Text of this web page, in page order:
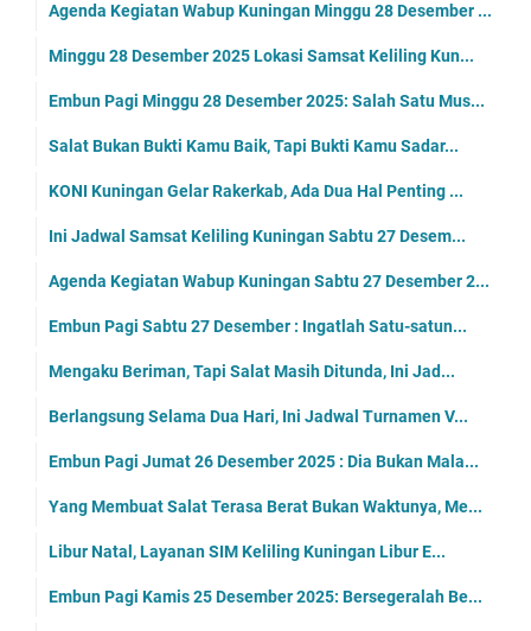
Agenda Kegiatan Wabup Kuningan Minggu 28 Desember ...
Minggu 28 Desember 2025 Lokasi Samsat Keliling Kun...
Embun Pagi Minggu 28 Desember 2025: Salah Satu Mus...
Salat Bukan Bukti Kamu Baik, Tapi Bukti Kamu Sadar...
KONI Kuningan Gelar Rakerkab, Ada Dua Hal Penting ...
Ini Jadwal Samsat Keliling Kuningan Sabtu 27 Desem...
Agenda Kegiatan Wabup Kuningan Sabtu 27 Desember 2...
Embun Pagi Sabtu 27 Desember : Ingatlah Satu-satun...
Mengaku Beriman, Tapi Salat Masih Ditunda, Ini Jad...
Berlangsung Selama Dua Hari, Ini Jadwal Turnamen V...
Embun Pagi Jumat 26 Desember 2025 : Dia Bukan Mala...
Yang Membuat Salat Terasa Berat Bukan Waktunya, Me...
Libur Natal, Layanan SIM Keliling Kuningan Libur E...
Embun Pagi Kamis 25 Desember 2025: Bersegeralah Be...